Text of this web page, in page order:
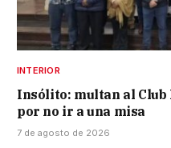
INTERIOR
Insólito: multan al Club
por no ir a una misa
7 de agosto de 2026